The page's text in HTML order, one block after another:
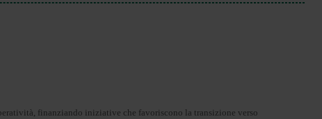
finanziando iniziative che favoriscono la transizione verso